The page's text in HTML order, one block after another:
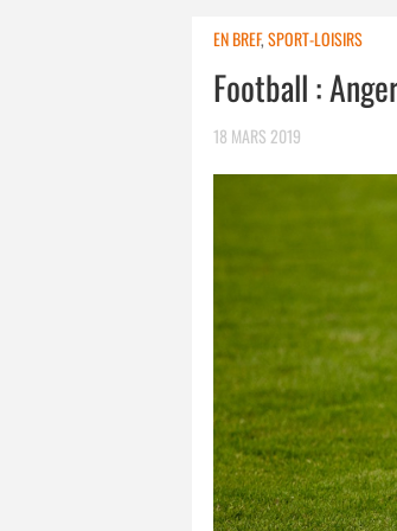
EN BREF,SPORT-LOISIRS
Football :
18 MARS 2019